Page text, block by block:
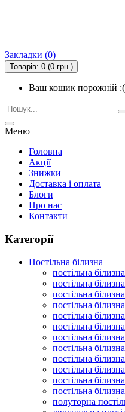
Закладки (0)
Товарів: 0 (0 грн.)
Ваш кошик порожній :(
Меню
Головна
Акції
Знижки
Доставка і оплата
Блоги
Про нас
Контакти
Категорії
Постільна білизна
постільна
постільна
постільна
постільна
постільна
постільна
постільна
постільна
постільна
постільна
постільна
постільна
полуторна